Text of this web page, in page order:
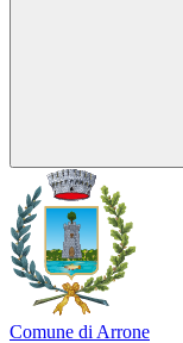
Comune di Arrone